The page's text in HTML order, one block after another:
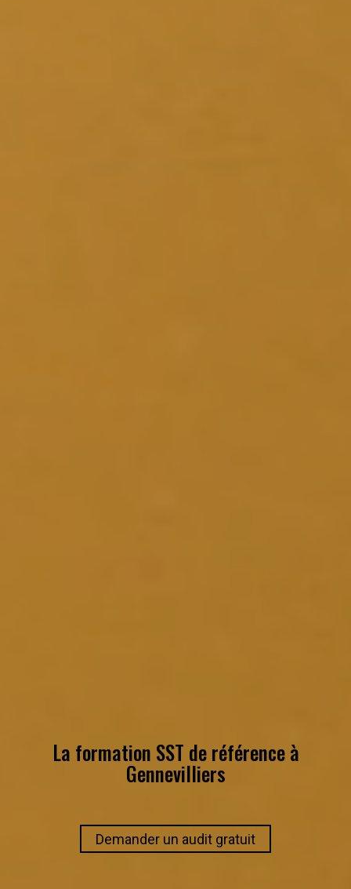
La formation SST de référence à
Gennevilliers
Demander un audit gratuit